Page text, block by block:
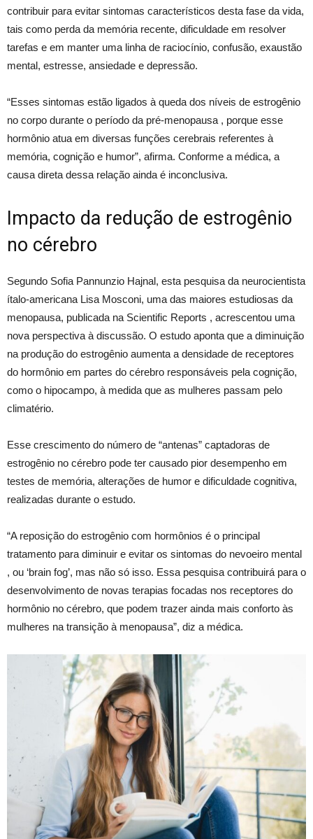
contribuir para evitar sintomas característicos desta fase da vida,
tais como perda da memória recente, dificuldade em resolver
tarefas e em manter uma linha de raciocínio, confusão, exaustão
mental, estresse, ansiedade e depressão.
“Esses sintomas estão ligados à queda dos níveis de estrogênio
no corpo durante o período da pré-menopausa , porque esse
hormônio atua em diversas funções cerebrais referentes à
memória, cognição e humor”, afirma. Conforme a médica, a
causa direta dessa relação ainda é inconclusiva.
Impacto da redução de estrogênio
no cérebro
Segundo Sofia Pannunzio Hajnal, esta pesquisa da neurocientista
ítalo-americana Lisa Mosconi, uma das maiores estudiosas da
menopausa, publicada na Scientific Reports , acrescentou uma
nova perspectiva à discussão. O estudo aponta que a diminuição
na produção do estrogênio aumenta a densidade de receptores
do hormônio em partes do cérebro responsáveis pela cognição,
como o hipocampo, à medida que as mulheres passam pelo
climatério.
Esse crescimento do número de “antenas” captadoras de
estrogênio no cérebro pode ter causado pior desempenho em
testes de memória, alterações de humor e dificuldade cognitiva,
realizadas durante o estudo.
“A reposição do estrogênio com hormônios é o principal
tratamento para diminuir e evitar os sintomas do nevoeiro mental
, ou ‘brain fog’, mas não só isso. Essa pesquisa contribuirá para o
desenvolvimento de novas terapias focadas nos receptores do
hormônio no cérebro, que podem trazer ainda mais conforto às
mulheres na transição à menopausa”, diz a médica.